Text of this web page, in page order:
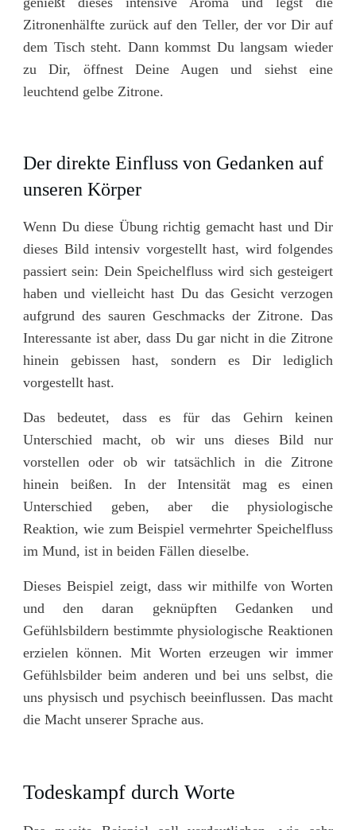
Zitronenhälfte zurück auf den Teller, der vor Dir auf
dem Tisch steht. Dann kommst Du langsam wieder
zu Dir, öffnest Deine Augen und siehst eine
leuchtend gelbe Zitrone.
Der direkte Einfluss von Gedanken auf
unseren Körper
Wenn Du diese Übung richtig gemacht hast und Dir
dieses Bild intensiv vorgestellt hast, wird folgendes
passiert sein: Dein Speichelfluss wird sich gesteigert
haben und vielleicht hast Du das Gesicht verzogen
aufgrund des sauren Geschmacks der Zitrone. Das
Interessante ist aber, dass Du gar nicht in die Zitrone
hinein gebissen hast, sondern es Dir lediglich
vorgestellt hast.
Das bedeutet, dass es für das Gehirn keinen
Unterschied macht, ob wir uns dieses Bild nur
vorstellen oder ob wir tatsächlich in die Zitrone
hinein beißen. In der Intensität mag es einen
Unterschied geben, aber die physiologische
Reaktion, wie zum Beispiel vermehrter Speichelfluss
im Mund, ist in beiden Fällen dieselbe.
Dieses Beispiel zeigt, dass wir mithilfe von Worten
und den daran geknüpften Gedanken und
Gefühlsbildern bestimmte physiologische Reaktionen
erzielen können. Mit Worten erzeugen wir immer
Gefühlsbilder beim anderen und bei uns selbst, die
uns physisch und psychisch beeinflussen. Das macht
die Macht unserer Sprache aus.
Todeskampf durch Worte